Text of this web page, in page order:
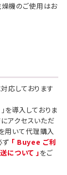
機のご使用はお
応しております
導入しておりま
アクセスいただ
用いて代理購入
ず 「 Buyee ご利
について 」 をご